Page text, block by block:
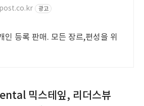
광고
인 등록 판매. 모든 장르,편성을 위
믹스테잎, 리더스뷰